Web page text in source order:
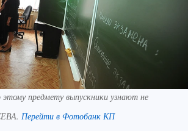
предмету выпускники узнают не
Перейти в Фотобанк КП